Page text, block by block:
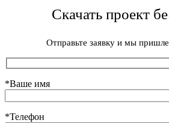
Скачать проект
Отправьте заявку и мы
*Ваше имя
*Телефон